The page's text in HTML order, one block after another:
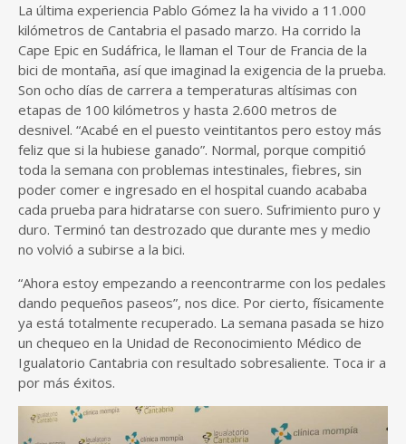
La última experiencia Pablo Gómez la ha vivido a 11.000
kilómetros de Cantabria el pasado marzo. Ha corrido la
Cape Epic en Sudáfrica, le llaman el Tour de Francia de la
bici de montaña, así que imaginad la exigencia de la prueba.
Son ocho días de carrera a temperaturas altísimas con
etapas de 100 kilómetros y hasta 2.600 metros de
desnivel. “Acabé en el puesto veintitantos pero estoy más
feliz que si la hubiese ganado”. Normal, porque compitió
toda la semana con problemas intestinales, fiebres, sin
poder comer e ingresado en el hospital cuando acababa
cada prueba para hidratarse con suero. Sufrimiento puro y
duro. Terminó tan destrozado que durante mes y medio
no volvió a subirse a la bici.
“Ahora estoy empezando a reencontrarme con los pedales
dando pequeños paseos”, nos dice. Por cierto, físicamente
ya está totalmente recuperado. La semana pasada se hizo
un chequeo en la Unidad de Reconocimiento Médico de
Igualatorio Cantabria con resultado sobresaliente. Toca ir a
por más éxitos.